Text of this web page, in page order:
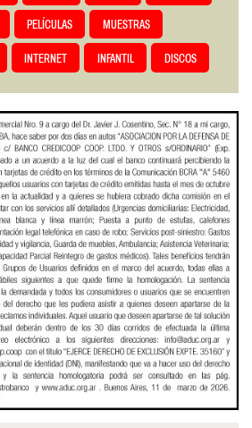
PELÍCULAS MUESTRAS
INTERNET INFANTIL DISCOS